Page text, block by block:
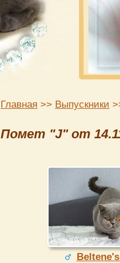
Главная >> Выпускники
Помет "J" от